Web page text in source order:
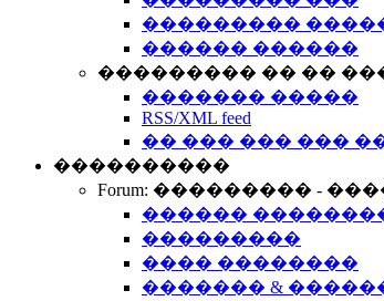
���������
������ ������
��������� �� ��
������� �����
RSS/XML feed
�� ��� ��� ���
����������
Forum: ��������� -
������
���������
���� ��������
������� &